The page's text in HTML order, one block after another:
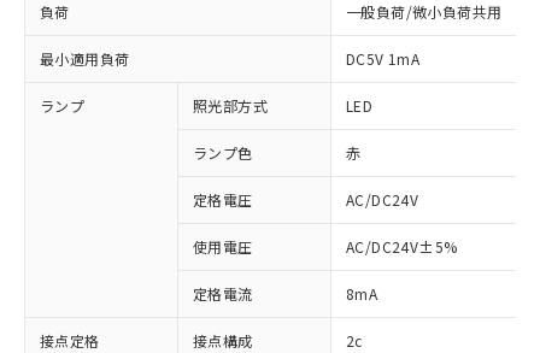
負荷 一般負荷/微小負荷共用
最小適用負荷 DC5V 1mA
ランプ 照光部方式 LED
ランプ色 赤
定格電圧 AC/DC24V
使用電圧 AC/DC24V±5%
定格電流 8mA
接点定格 接点構成 2c